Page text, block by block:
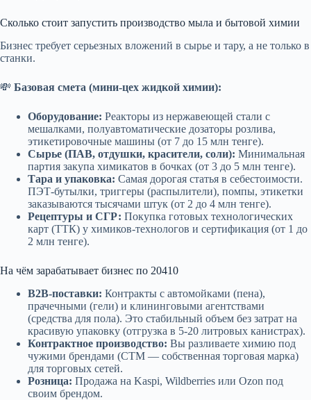
Сколько стоит запустить производство мыла и бытовой химии
Бизнес требует серьезных вложений в сырье и тару, а не только в
станки.
💸 Базовая смета (мини-цех жидкой химии):
Оборудование: Реакторы из нержавеющей стали с
мешалками, полуавтоматические дозаторы розлива,
этикетировочные машины (от 7 до 15 млн тенге).
Сырье (ПАВ, отдушки, красители, соли): Минимальная
партия закупа химикатов в бочках (от 3 до 5 млн тенге).
Тара и упаковка: Самая дорогая статья в себестоимости.
ПЭТ-бутылки, триггеры (распылители), помпы, этикетки
заказываются тысячами штук (от 2 до 4 млн тенге).
Рецептуры и СГР: Покупка готовых технологических
карт (ТТК) у химиков-технологов и сертификация (от 1 до
2 млн тенге).
На чём зарабатывает бизнес по 20410
B2B-поставки: Контракты с автомойками (пена),
прачечными (гели) и клининговыми агентствами
(средства для пола). Это стабильный объем без затрат на
красивую упаковку (отгрузка в 5-20 литровых канистрах).
Контрактное производство: Вы разливаете химию под
чужими брендами (СТМ — собственная торговая марка)
для торговых сетей.
Розница: Продажа на Kaspi, Wildberries или Ozon под
своим брендом.